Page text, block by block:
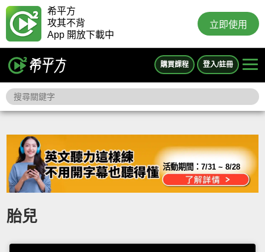
希平方
攻其不背
App 開放下載中
立即使用
購買課程 登入/註冊
活動期間：7/31 ~ 8/28
胎兒